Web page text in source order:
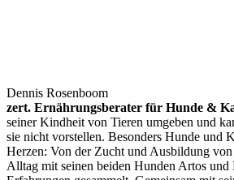
Dennis Rosenboom
zert. Ernährungsberater für Hunde &
seiner Kindheit von Tieren umgeben und
sie nicht vorstellen. Besonders Hunde und
Herzen: Von der Zucht und Ausbildung
Alltag mit seinen beiden Hunden Artos und